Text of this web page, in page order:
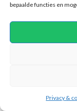
bepaalde functies en
Privacy &
Hiernamaals|
Mindfulness|
|